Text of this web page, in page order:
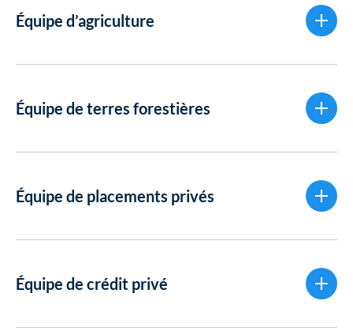
Équipe d’agriculture
Équipe de terres forestières
Équipe de placements privés
Équipe de crédit privé